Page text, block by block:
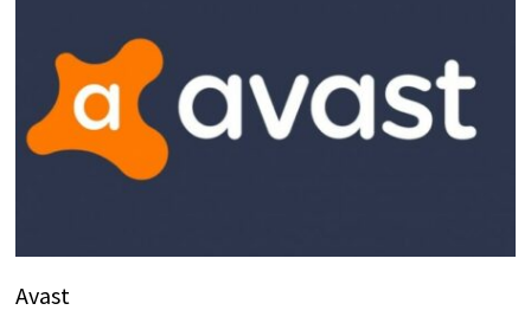
Avast